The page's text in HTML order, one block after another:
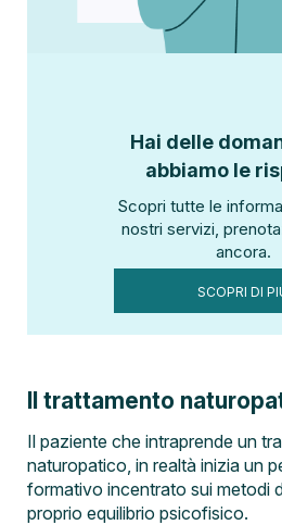
Hai delle
abbiamo le
Scopri tutte le
nostri servizi,
ancora.
SCOPRI DI
Il trattamento
Il paziente che intraprende un
naturopatico, in realtà inizia un
formativo incentrato sui metodi
proprio equilibrio psicofisico.